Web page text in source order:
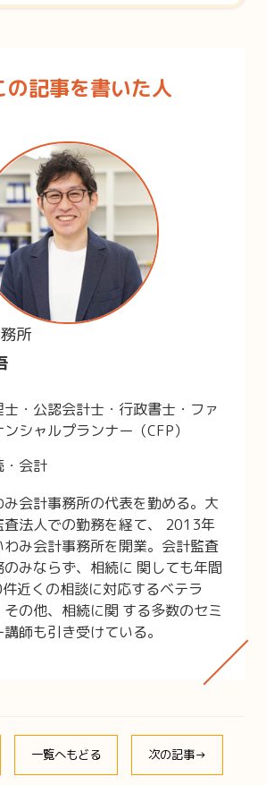
の記事を書いた人
所
士・公認会計士・行政書士・ファ
ンシャルプランナー（CFP）
・会計
み会計事務所の代表を勤める。大
査法人での勤務を経て、 2013年
わみ会計事務所を開業。会計監査
のみならず、相続に 関しても年間
近くの相談に対応するベテラ
その他、相続に関 する多数のセミ
講師も引き受けている。
一覧へもどる 次の記事→